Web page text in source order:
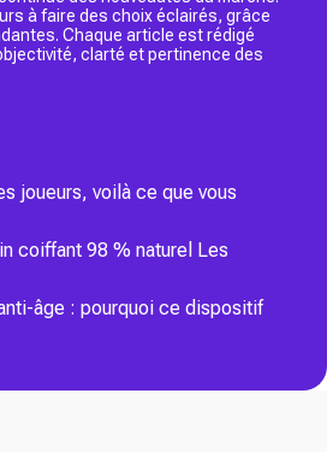
à faire des choix éclairés, grâce
Chaque article est rédigé
clarté et pertinence des
joueurs, voilà ce que vous
coiffant 98 % naturel Les
âge : pourquoi ce dispositif